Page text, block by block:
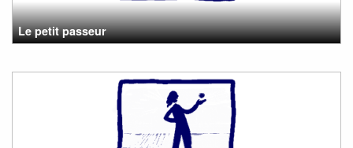
Le petit passeur